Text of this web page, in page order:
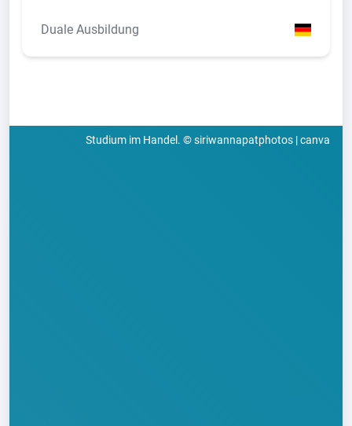
Duale Ausbildung
Studium im Handel. © siriwannapatphotos | canva